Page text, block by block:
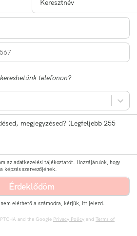
telefonon?
az adatkezelési tájékoztatót. Hozzájárulok, hogy
képzés szervezőjének.
Érdeklődöm
elérhető a számodra, kérjük, itt jelezd.
and the Google Privacy Policy and Terms of